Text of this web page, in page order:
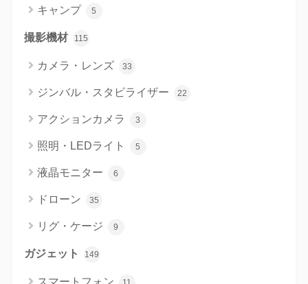
キャンプ 5
撮影機材 115
カメラ・レンズ 33
ジンバル・スタビライザー 22
アクションカメラ 3
照明・LEDライト 5
液晶モニター 6
ドローン 35
リグ・ケージ 9
ガジェット 149